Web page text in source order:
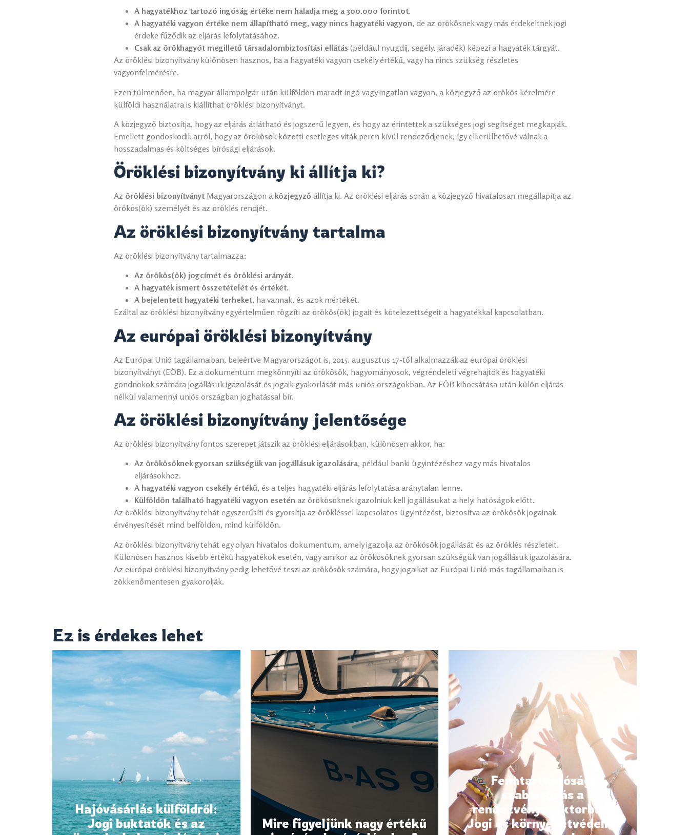
A hagyatékhoz tartozó ingóság értéke nem haladja meg a 300.000 forintot.
A hagyatéki vagyon értéke nem állapítható meg, vagy nincs hagyatéki vagyon, de az örökösnek vagy más érdekeltnek jogi
érdeke fűződik az eljárás lefolytatásához.
Csak az örökhagyót megillető társadalombiztosítási ellátás (például nyugdíj, segély, járadék) képezi a hagyaték tárgyát.
Az öröklési bizonyítvány különösen hasznos, ha a hagyatéki vagyon csekély értékű, vagy ha nincs szükség részletes
vagyonfelmérésre.
Ezen túlmenően, ha magyar állampolgár után külföldön maradt ingó vagy ingatlan vagyon, a közjegyző az örökös kérelmére
külföldi használatra is kiállíthat öröklési bizonyítványt.
A közjegyző biztosítja, hogy az eljárás átlátható és jogszerű legyen, és hogy az érintettek a szükséges jogi segítséget megkapják.
Emellett gondoskodik arról, hogy az örökösök közötti esetleges viták peren kívül rendeződjenek, így elkerülhetővé válnak a
hosszadalmas és költséges bírósági eljárások.
Öröklési bizonyítvány ki állítja ki?
Az öröklési bizonyítványt Magyarországon a közjegyző állítja ki. Az öröklési eljárás során a közjegyző hivatalosan megállapítja az
örökös(ök) személyét és az öröklés rendjét.
Az öröklési bizonyítvány tartalma
Az öröklési bizonyítvány tartalmazza:
Az örökös(ök) jogcímét és öröklési arányát.
A hagyaték ismert összetételét és értékét.
A bejelentett hagyatéki terheket, ha vannak, és azok mértékét.
Ezáltal az öröklési bizonyítvány egyértelműen rögzíti az örökös(ök) jogait és kötelezettségeit a hagyatékkal kapcsolatban.
Az európai öröklési bizonyítvány
Az Európai Unió tagállamaiban, beleértve Magyarországot is, 2015. augusztus 17-től alkalmazzák az európai öröklési
bizonyítványt (EÖB). Ez a dokumentum megkönnyíti az örökösök, hagyományosok, végrendeleti végrehajtók és hagyatéki
gondnokok számára jogállásuk igazolását és jogaik gyakorlását más uniós országokban. Az EÖB kibocsátása után külön eljárás
nélkül valamennyi uniós országban joghatással bír.
Az öröklési bizonyítvány jelentősége
Az öröklési bizonyítvány fontos szerepet játszik az öröklési eljárásokban, különösen akkor, ha:
Az örökösöknek gyorsan szükségük van jogállásuk igazolására, például banki ügyintézéshez vagy más hivatalos
eljárásokhoz.
A hagyatéki vagyon csekély értékű, és a teljes hagyatéki eljárás lefolytatása aránytalan lenne.
Külföldön található hagyatéki vagyon esetén az örökösöknek igazolniuk kell jogállásukat a helyi hatóságok előtt.
Az öröklési bizonyítvány tehát egyszerűsíti és gyorsítja az örökléssel kapcsolatos ügyintézést, biztosítva az örökösök jogainak
érvényesítését mind belföldön, mind külföldön.
Az öröklési bizonyítvány tehát egy olyan hivatalos dokumentum, amely igazolja az örökösök jogállását és az öröklés részleteit.
Különösen hasznos kisebb értékű hagyatékok esetén, vagy amikor az örökösöknek gyorsan szükségük van jogállásuk igazolására.
Az európai öröklési bizonyítvány pedig lehetővé teszi az örökösök számára, hogy jogaikat az Európai Unió más tagállamaiban is
zökkenőmentesen gyakorolják.
Ez is érdekes lehet
Hajóvásárlás külföldről:
Jogi buktatók és az
Mire figyeljünk nagy értékű
Fenntarthatósági
szabályozás a
rendezvényszektorban:
Jogi és környezetvédelmi